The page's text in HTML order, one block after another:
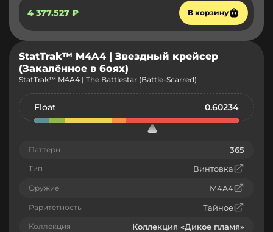
4 377.527 ₽ В корзину
StatTrak™ M4A4 | Звездный крейсер
(Закалённое в боях)
StatTrak™ M4A4 | The Battlestar (Battle-Scarred)
Float 0.60234
Паттерн 365
Тип Винтовка
Оружие M4A4
Раритетность Тайное
Коллекция Коллекция «Дикое пламя»